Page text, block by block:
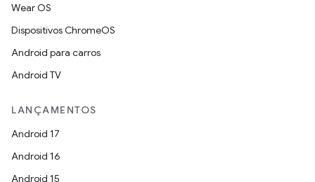
Wear OS
Dispositivos ChromeOS
Android para carros
Android TV
LANÇAMENTOS
Android 17
Android 16
Android 15